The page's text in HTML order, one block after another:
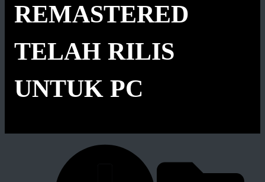
REMASTERED
TELAH RILIS
UNTUK PC